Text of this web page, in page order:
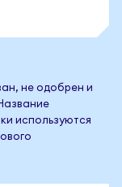
не одобрен и
используются